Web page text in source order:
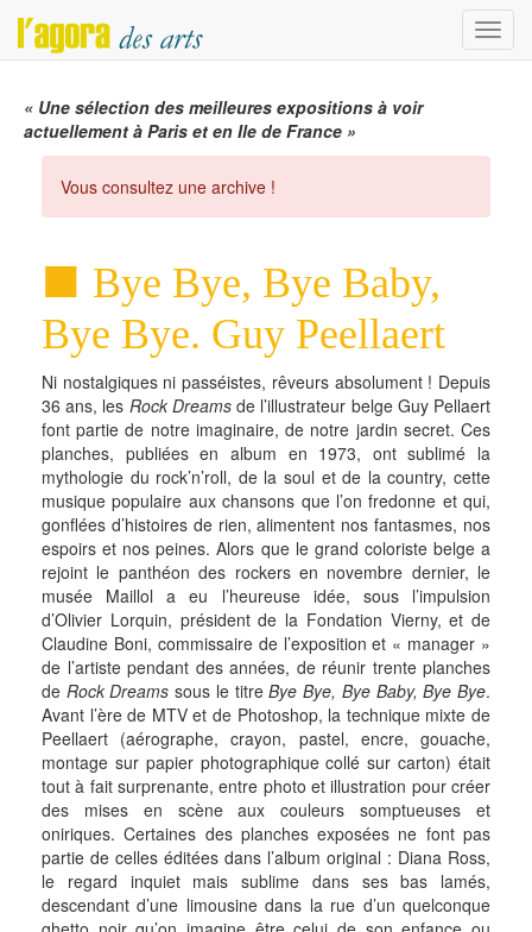
Menu
« Une sélection des meilleures expositions à voir
actuellement à Paris et en Ile de France »
Vous consultez une archive !
Bye Bye, Bye Baby,
Bye Bye. Guy Peellaert
Ni nostalgiques ni passéistes, rêveurs absolument ! Depuis
36 ans, les Rock Dreamsde l’illustrateur belge Guy Pellaert
font partie de notre imaginaire, de notre jardin secret. Ces
planches, publiées en album en 1973, ont sublimé la
mythologie du rock’n’roll, de la soul et de la country, cette
musique populaire aux chansons que l’on fredonne et qui,
gonflées d’histoires de rien, alimentent nos fantasmes, nos
espoirs et nos peines. Alors que le grand coloriste belge a
rejoint le panthéon des rockers en novembre dernier, le
musée Maillol a eu l’heureuse idée, sous l’impulsion
d’Olivier Lorquin, président de la Fondation Vierny, et de
Claudine Boni, commissaire de l’exposition et « manager »
de l’artiste pendant des années, de réunir trente planches
de Rock Dreams sous le titreBye Bye, Bye Baby, Bye Bye.
Avant l’ère de MTV et de Photoshop, la technique mixte de
Peellaert (aérographe, crayon, pastel, encre, gouache,
montage sur papier photographique collé sur carton) était
tout à fait surprenante, entre photo et illustration pour créer
des mises en scène aux couleurs somptueuses et
oniriques. Certaines des planches exposées ne font pas
partie de celles éditées dans l’album original : Diana Ross,
le regard inquiet mais sublime dans ses bas lamés,
descendant d’une limousine dans la rue d’un quelconque